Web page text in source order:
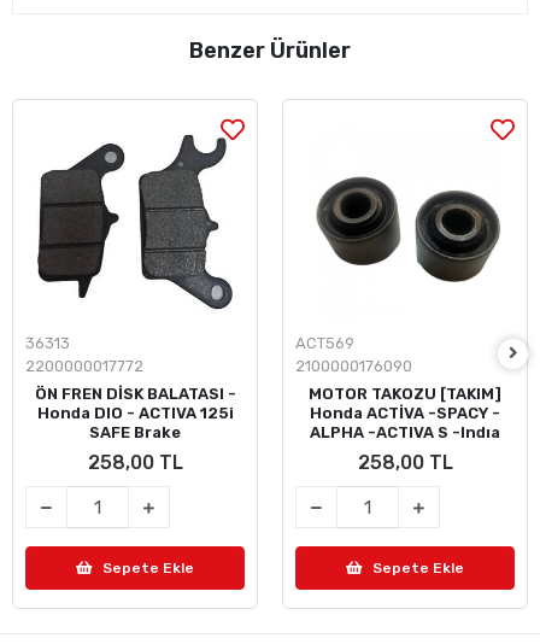
Benzer Ürünler
36313
2200000017772
ÖN FREN DİSK BALATASI -
Honda DIO - ACTIVA 125i
SAFE Brake
258,00 TL
Sepete Ekle
ACT569
2100000176090
MOTOR TAKOZU [TAKIM]
Honda ACTİVA -SPACY -
ALPHA -ACTIVA S -Indıa
258,00 TL
Sepete Ekle